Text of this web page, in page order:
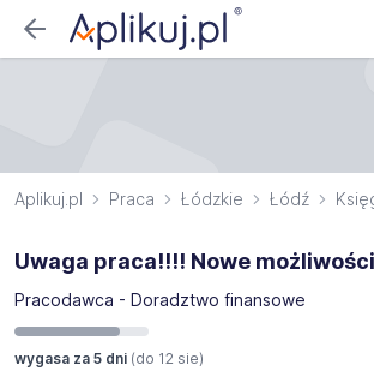
Aplikuj.pl Praca Łódzkie Łódź
Uwaga praca!!!! Nowe
Pracodawca - Doradztwo finansowe
wygasa za 5 dni (do 12 sie)